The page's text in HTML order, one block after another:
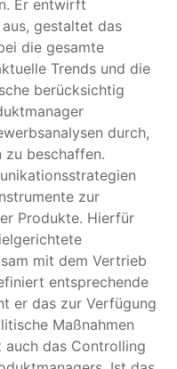
Er entwirft
gestaltet das
die gesamte
Trends und die
berücksichtig
durch,
zu beschaffen.
zur
Produkte. Hierfür
mit dem Vertrieb
entsprechende
er das zur Verfügung
Maßnahmen
auch das Controlling